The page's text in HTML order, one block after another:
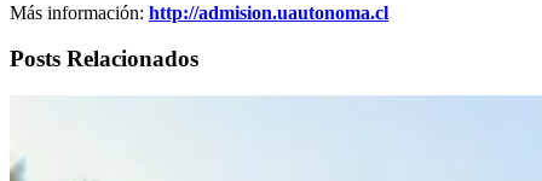
Más información: http://admision.uautonoma.cl
Posts Relacionados